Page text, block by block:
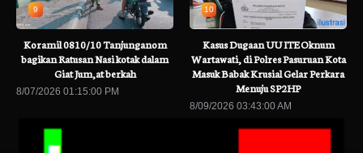
9
Koramil 0810/10 Tanjunganom
bagikan Ratusan Nasi kotak dalam
Giat Jum,at berkah
8/07/2026 01:15:00 PM
10
Kasus Dugaan UU ITE Oknum
Wartawati, di Polres Pasuruan Kota
Masuk Babak Krusial Gelar Perkara
Menuju SP2HP
8/09/2026 03:43:00 AM